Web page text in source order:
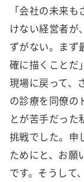
「会社の未来
けない経営者が
ずがない。まず
確に描くことだ
現場に戻って、
の診療を同僚の
とが苦手だった
挑戦でした。申
ためにと、お願
です。そうして